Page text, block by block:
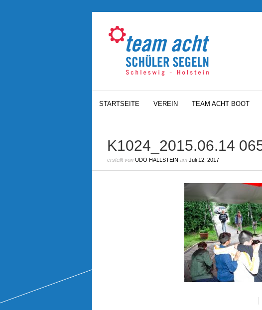
STARTSEITE VEREIN TEAM ACHT BOOT
K1024_2015.06.14
erstellt von UDO HALLSTEIN am Juli 12, 2017